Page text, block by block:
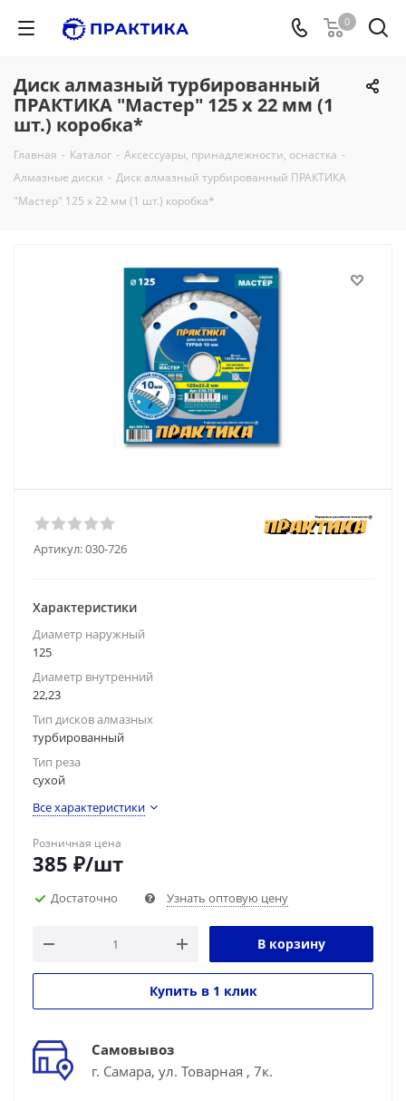
0
Диск алмазный турбированный
ПРАКТИКА "Мастер" 125 х 22 мм (1
шт.) коробка*
Главная - Каталог - Аксессуары, принадлежности, оснастка -
Алмазные диски - Диск алмазный турбированный ПРАКТИКА
"Мастер" 125 х 22 мм (1 шт.) коробка*
Артикул:030-726
Характеристики
Диаметр наружный
125
Диаметр внутренний
22,23
Тип дисков алмазных
турбированный
Тип реза
сухой
Все характеристики
Розничная цена
385 ₽/шт
Достаточно Узнать оптовую цену
В корзину
Купить в 1 клик
Самовывоз
г. Самара, ул. Товарная , 7к.